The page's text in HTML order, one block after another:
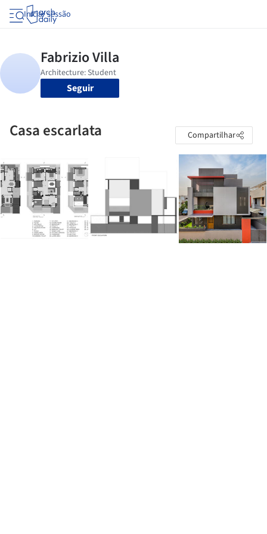
Iniciar sessão
Seguir
Casa escarlata Compartilhar